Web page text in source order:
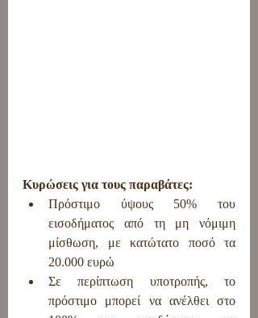
Κυρώσεις για τους παραβάτες:
Πρόστιμο ύψους 50% του
εισοδήματος από τη μη νόμιμη
μίσθωση, με κατώτατο ποσό τα
20.000 ευρώ
Σε περίπτωση υποτροπής, το
πρόστιμο μπορεί να ανέλθει στο